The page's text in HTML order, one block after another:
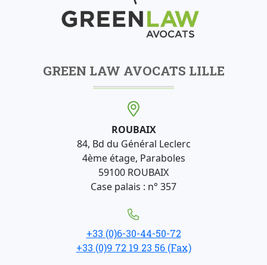
GREEN LAW AVOCATS LILLE
ROUBAIX
84, Bd du Général Leclerc
4ème étage, Paraboles
59100 ROUBAIX
Case palais : n° 357
+33 (0)6-30-44-50-72
+33 (0)9 72 19 23 56 (Fax)